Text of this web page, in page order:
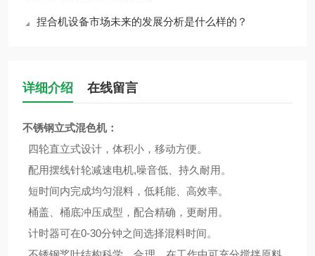
捏合机设备市场未来的发展分析是什么样的？
详细介绍 在线留言
不锈钢立式混色机：
四轮直立式设计，体积小，移动方便。
配用摆线针轮减速电机,噪音低、持久耐用。
短时间内完成均匀混料，低耗能、高效率。
桶盖、桶底冲压成型，配合精确，更耐用。
计时器可在0-30分钟之间选择混料时间。